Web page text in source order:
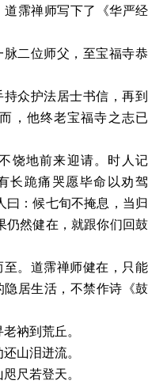
霈禅师写下了《华严经
脉二位师父，至宝福寺恭
众护法居士书信，再到
，他终老宝福寺之志已
饶地前来迎请。时人记
长跪痛哭愿毕命以劝驾
曰：候七旬不掩息，当归
然健在，就跟你们回鼓
。道霈禅师健在，只能
居生活，不禁作诗《鼓
衲到荒丘。
山泪迸流。
尺若登天。